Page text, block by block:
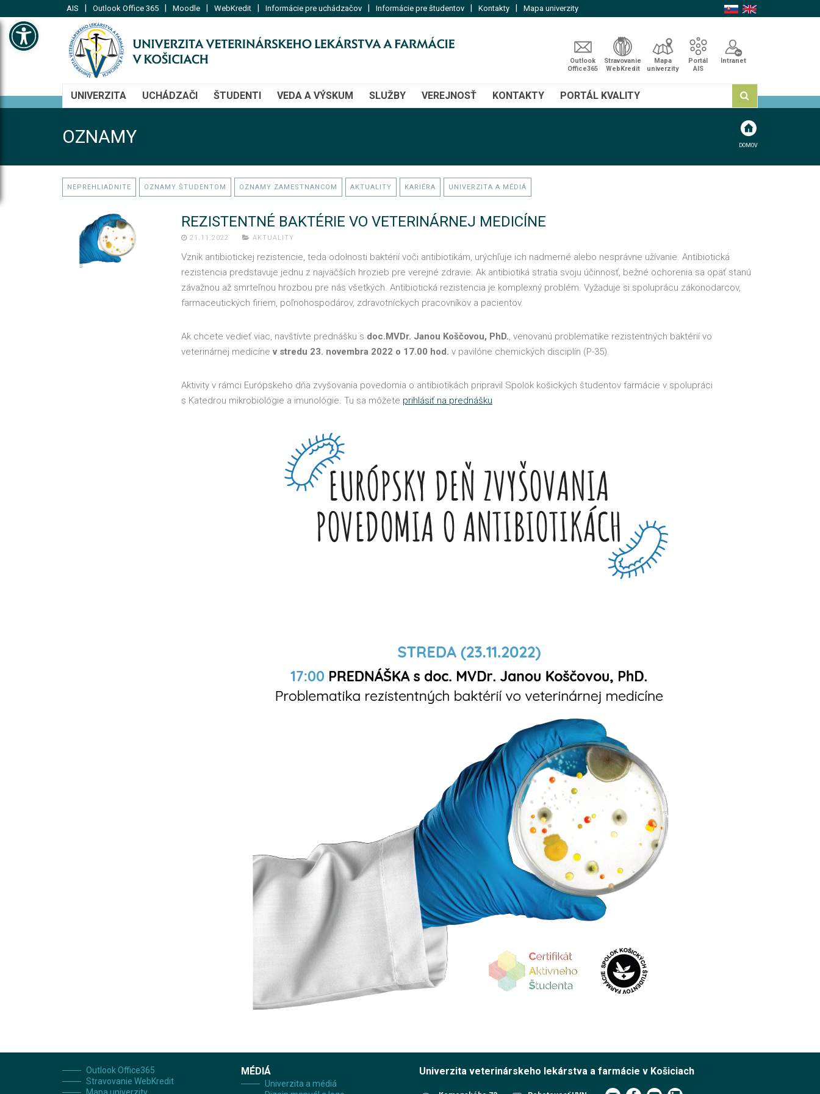
Open toolbar
AIS Outlook Office 365 Moodle WebKredit Informácie pre uchádzačov Informácie pre študentov Kontakty Mapa univerzity
Outlook
Office365
Stravovanie
WebKredit
Mapa
univerzity
Portál
AIS
Intranet
UNIVERZITA UCHÁDZAČI ŠTUDENTI VEDA A VÝSKUM SLUŽBY VEREJNOSŤ KONTAKTY PORTÁL KVALITY
OZNAMY DOMOV
NEPREHLIADNITE OZNAMY ŠTUDENTOM OZNAMY ZAMESTNANCOM AKTUALITY KARIÉRA UNIVERZITA A MÉDIÁ
REZISTENTNÉ BAKTÉRIE VO VETERINÁRNEJ MEDICÍNE
21.11.2022 AKTUALITY
Vznik antibiotickej rezistencie, teda odolnosti baktérií voči antibiotikám, urýchľuje ich nadmerné alebo nesprávne užívanie. Antibiotická
rezistencia predstavuje jednu z najväčších hrozieb pre verejné zdravie. Ak antibiotiká stratia svoju účinnosť, bežné ochorenia sa opäť stanú
závažnou až smrteľnou hrozbou pre nás všetkých. Antibiotická rezistencia je komplexný problém. Vyžaduje si spoluprácu zákonodarcov,
farmaceutických firiem, poľnohospodárov, zdravotníckych pracovníkov a pacientov.
Ak chcete vedieť viac, navštívte prednášku s doc.MVDr. Janou Koščovou, PhD., venovanú problematike rezistentných baktérií vo
veterinárnej medicínev stredu 23. novembra 2022 o 17.00 hod. v pavilóne chemických disciplín (P-35).
Aktivity v rámci Európskeho dňa zvyšovania povedomia o antibiotikách pripravil Spolok košických študentov farmácie v spolupráci
s Katedrou mikrobiológie a imunológie. Tu sa môžete prihlásiť na prednášku
Outlook Office365
Stravovanie WebKredit
MÉDIÁ
Univerzita a médiá
Univerzita veterinárskeho lekárstva a farmácie v Košiciach